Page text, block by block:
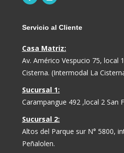
Servicio al Cliente
Casa Matriz:
Av. Américo Vespucio 75, local
Cisterna. (Intermodal La
Sucursal 1:
Carampangue 492 ,local 2 San
Sucursal 2:
Altos del Parque sur N° 5800,
Peñalolen.